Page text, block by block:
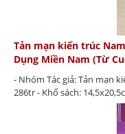
Tản mạn kiến trúc
Dụng Miền Nam (Từ
- Nhóm Tác giả: Tản mạn
286tr - Khổ sách: